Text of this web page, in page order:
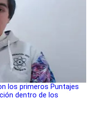
los primeros Puntajes
dentro de los